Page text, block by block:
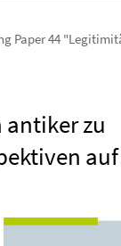
Paper 44
zu
auf